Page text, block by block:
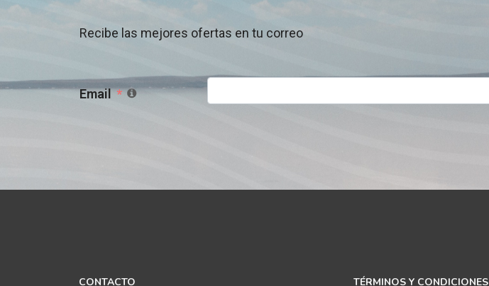
Recibe las mejores ofertas en tu correo
Email
CONTACTO TÉRMINOS Y CONDICIONES